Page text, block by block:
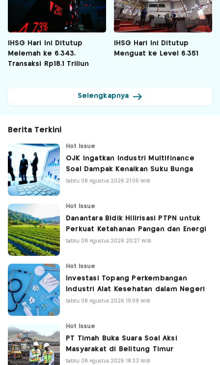
IHSG Hari Ini Ditutup
Melemah ke 6.343,
Transaksi Rp18,1 Triliun
IHSG Hari Ini Ditutup
Menguat ke Level 6.351
Selengkapnya
Berita Terkini
Hot Issue
OJK Ingatkan Industri Multifinance
Soal Dampak Kenaikan Suku Bunga
Sabtu 08 Agustus 2026 21:05 WIB
Hot Issue
Danantara Bidik Hilirisasi PTPN untuk
Perkuat Ketahanan Pangan dan Energi
Sabtu 08 Agustus 2026 20:27 WIB
Hot Issue
Investasi Topang Perkembangan
Industri Alat Kesehatan dalam Negeri
Sabtu 08 Agustus 2026 19:09 WIB
Hot Issue
PT Timah Buka Suara Soal Aksi
Masyarakat di Belitung Timur
Sabtu 08 Agustus 2026 18:33 WIB